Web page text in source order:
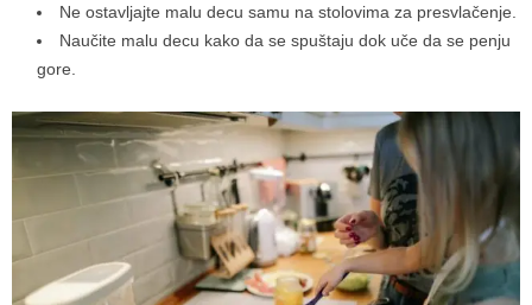
Ne ostavljajte malu decu samu na stolovima za presvlačenje.
Naučite malu decu kako da se spuštaju dok uče da se penju
gore.